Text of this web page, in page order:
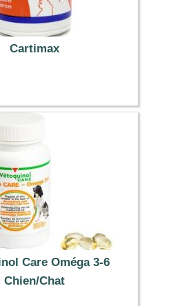
Cartimax
41.39 €
Care Oméga 3-6
Chien/Chat